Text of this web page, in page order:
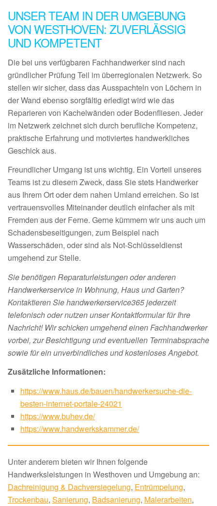
UNSER TEAM IN DER UMGEBUNG
VON WESTHOVEN: ZUVERLÄSSIG
UND KOMPETENT
Die bei uns verfügbaren Fachhandwerker sind nach
gründlicher Prüfung Teil im überregionalen Netzwerk. So
stellen wir sicher, dass das Ausspachteln von Löchern in
der Wand ebenso sorgfältig erledigt wird wie das
Reparieren von Kachelwänden oder Bodenfliesen. Jeder
im Netzwerk zeichnet sich durch berufliche Kompetenz,
praktische Erfahrung und motiviertes handwerkliches
Geschick aus.
Freundlicher Umgang ist uns wichtig. Ein Vorteil unseres
Teams ist zu diesem Zweck, dass Sie stets Handwerker
aus Ihrem Ort oder dem nahen Umland erreichen. So ist
vertrauensvolles Miteinander deutlich einfacher als mit
Fremden aus der Ferne. Gerne kümmern wir uns auch um
Schadensbeseitigungen, zum Beispiel nach
Wasserschäden, oder sind als Not-Schlüsseldienst
umgehend zur Stelle.
Sie benötigen Reparaturleistungen oder anderen
Handwerkerservice in Wohnung, Haus und Garten?
Kontaktieren Sie handwerkerservice365 jederzeit
telefonisch oder nutzen unser Kontaktformular für Ihre
Nachricht! Wir schicken umgehend einen Fachhandwerker
vorbei, zur Besichtigung und eventuellen Terminabsprache
sowie für ein unverbindliches und kostenloses Angebot.
Zusätzliche Informationen:
https://www.haus.de/bauen/handwerkersuche-die-
besten-internet-portale-24021
https://www.buhev.de/
https://www.handwerkskammer.de/
Unter anderem bieten wir Ihnen folgende
Handwerksleistungen in Westhoven und Umgebung an:
Dachreinigung & Dachversiegelung, Entrümpelung,
Trockenbau, Sanierung, Badsanierung, Malerarbeiten,